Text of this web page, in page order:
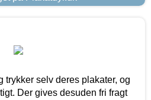
trykker selv deres plakater, og
Der gives desuden fri fragt